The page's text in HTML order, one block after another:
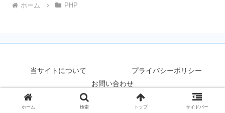
ホーム PHP
当サイトについて
プライバシーポリシー
お問い合わせ
Copyright © 2025-2026 せんきゃっとラボ All Rights Reserved.
ホーム 検索 トップ サイドバー